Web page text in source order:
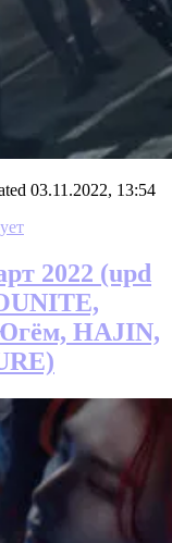
03.11.2022, 13:54
2022 (upd
HAJIN,